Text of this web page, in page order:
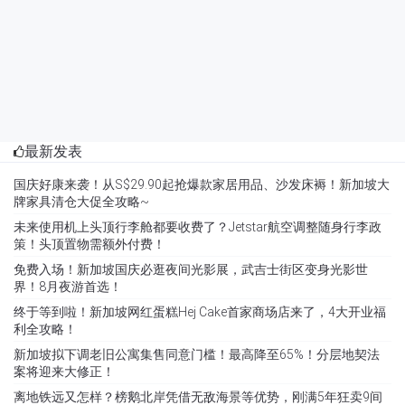
最新发表
国庆好康来袭！从S$29.90起抢爆款家居用品、沙发床褥！新加坡大
牌家具清仓大促全攻略~
未来使用机上头顶行李舱都要收费了？Jetstar航空调整随身行李政
策！头顶置物需额外付费！
免费入场！新加坡国庆必逛夜间光影展，武吉士街区变身光影世
界！8月夜游首选！
终于等到啦！新加坡网红蛋糕Hej Cake首家商场店来了，4大开业福
利全攻略！
新加坡拟下调老旧公寓集售同意门槛！最高降至65%！分层地契法
案将迎来大修正！
离地铁远又怎样？榜鹅北岸凭借无敌海景等优势，刚满5年狂卖9间